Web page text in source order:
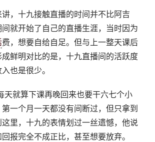
，十九接触直播的时间并不比阿吉
就开始了自己的直播生涯，当时因为
费，想要自给自足。但与上一整天课后
鲜明对比的是，十九直播间的活跃度
也是很少。
天就算下课再晚回来也要干六七个小
一个月一天都没有间断过，但只拿到
这里，十九的表情划过一丝遗憾，他说
报完全不成正比，甚至想要放弃。